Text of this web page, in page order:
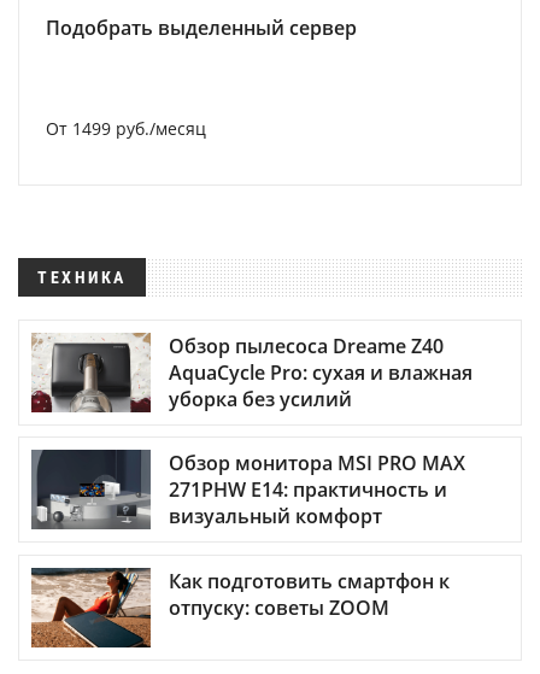
Подобрать выделенный сервер
От 1499 руб./месяц
ТЕХНИКА
Обзор пылесоса Dreame Z40
AquaCycle Pro: сухая и влажная
уборка без усилий
Обзор монитора MSI PRO MAX
271PHW E14: практичность и
визуальный комфорт
Как подготовить смартфон к
отпуску: советы ZOOM